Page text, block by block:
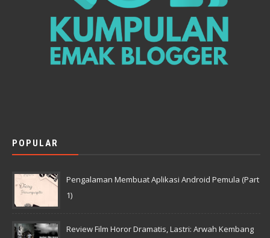
POPULAR
Pengalaman Membuat Aplikasi Android Pemula (Part
1)
Review Film Horor Dramatis, Lastri: Arwah Kembang